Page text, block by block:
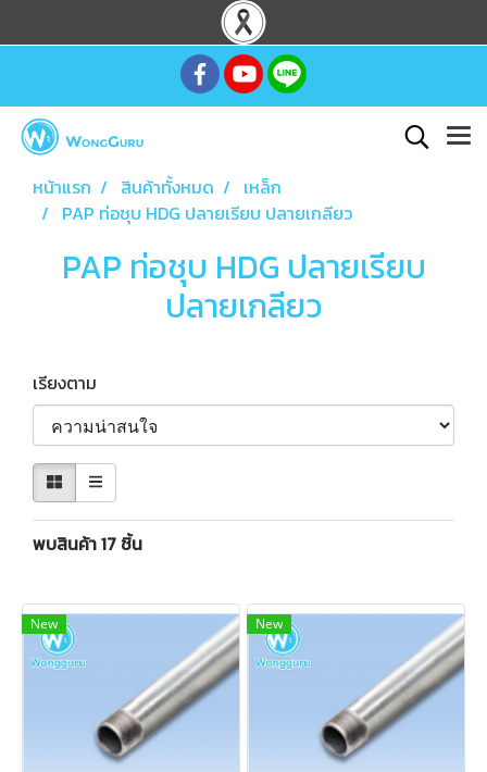
หน้าแรก สินค้าทั้งหมด
เหล็ก
PAP ท่อชุบ HDG ปลายเรียบ ปลายเกลียว
PAP ท่อชุบ HDG ปลายเรียบ
ปลายเกลียว
เรียงตาม
พบสินค้า 17 ชิ้น
New New